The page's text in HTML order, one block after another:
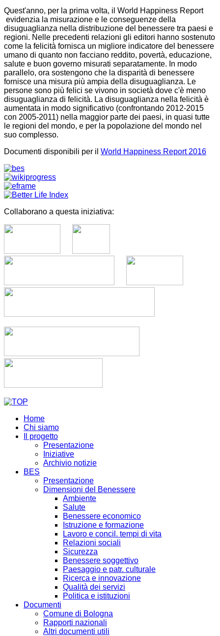
Quest'anno, per la prima volta, il World Happiness Report
evidenzia la misurazione e le conseguenze della
disuguaglianza nella distribuzione del benessere tra paesi e
regioni. Nelle precedenti relazioni gli editori hanno sostenuto
come la felicità fornisca un migliore indicatore del benessere
umano di quanto non facciano reddito, povertà, educazione,
salute e buon governo misurati separatamente. In modo
parallelo, ora sostengono che la disparità di benessere
fornisce una misura più ampia della disuguaglianza. Le
persone sono più felici se vivono in società dove c'è meno
disuguaglianza di felicità. La disuguaglianza nella felicità è
aumentata in modo significativo (confrontando 2012-2015
con 2005-2011) nella maggior parte dei paesi, in quasi tutte
le regioni del mondo, e per la popolazione del mondo nel
suo complesso.
Documenti disponibili per il World Happiness Report 2016
Collaborano a questa iniziativa:
Home
Chi siamo
Il progetto
Presentazione
Iniziative
Archivio notizie
BES
Presentazione
Dimensioni del Benessere
Ambiente
Salute
Benessere economico
Istruzione e formazione
Lavoro e concil. tempi di vita
Relazioni sociali
Sicurezza
Benessere soggettivo
Paesaggio e patr. culturale
Ricerca e innovazione
Qualità dei servizi
Politica e istituzioni
Documenti
Comune di Bologna
Rapporti nazionali
Altri documenti utili